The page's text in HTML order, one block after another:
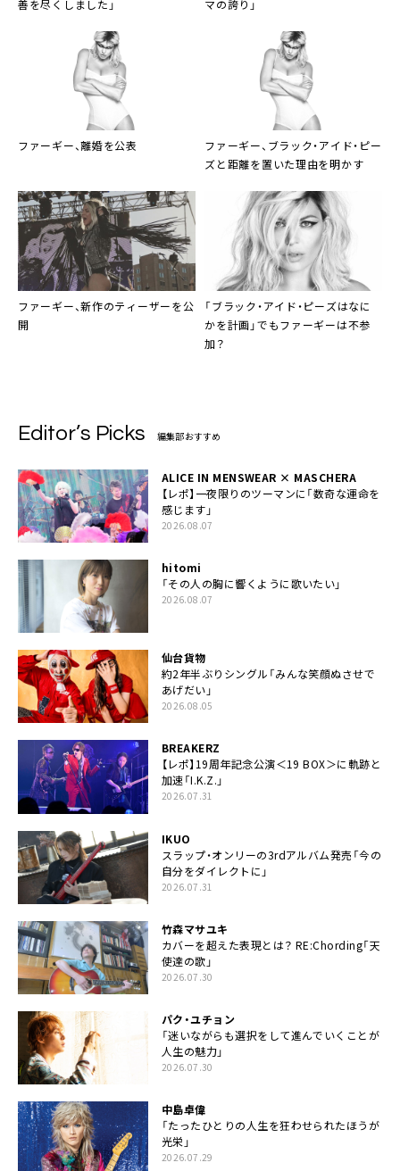
善を尽くしました」 マの誇り」
ファーギー、離婚を公表 ファーギー、 ブラック・アイド・ピー
ズと距離を置いた理由を明かす
ファーギー、新作のティーザーを公
開
「ブラック・アイド・ピーズはなに
かを計画」でもファーギーは不参
加？
Editor’s Picks 編集部おすすめ
ALICE IN MENSWEAR × MASCHERA
【レポ】一夜限りのツーマンに「数奇な運命を
感じます」
2026.08.07
hitomi
「その人の胸に響くように歌いたい」
2026.08.07
仙台貨物
約2年半ぶりシングル「みんな笑顔ぬさせで
あげだい」
2026.08.05
BREAKERZ
【レポ】19周年記念公演＜19 BOX＞に軌跡と
加速「I.K.Z.」
2026.07.31
IKUO
スラップ・オンリーの3rdアルバム発売「今の
自分をダイレクトに」
2026.07.31
竹森マサユキ
カバーを超えた表現とは？ RE:Chording「天
使達の歌」
2026.07.30
パク・ユチョン
「迷いながらも選択をして進んでいくことが
人生の魅力」
2026.07.30
中島卓偉
「たったひとりの人生を狂わせられたほうが
光栄」
2026.07.29